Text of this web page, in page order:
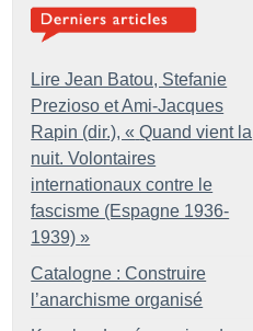
Lire Jean Batou, Stefanie
Prezioso et Ami-Jacques
Rapin (dir.), « Quand vient la
nuit. Volontaires
internationaux contre le
fascisme (Espagne 1936-
1939) »
Catalogne : Construire
l’anarchisme organisé